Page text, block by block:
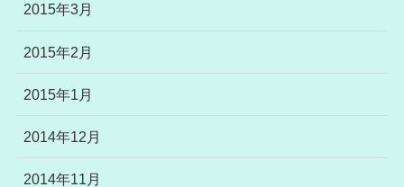
2015年3月
2015年2月
2015年1月
2014年12月
2014年11月